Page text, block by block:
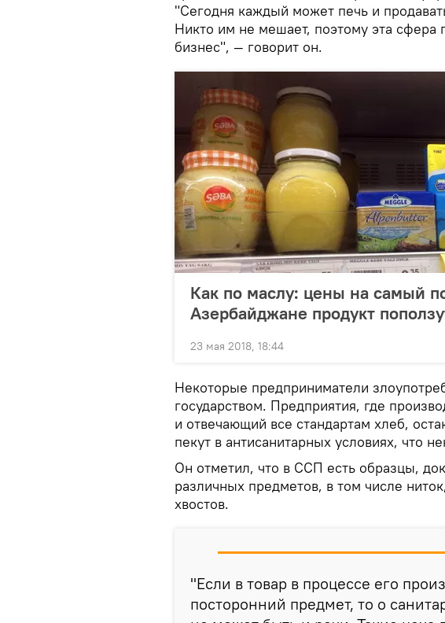
"Сегодня каждый может печь и
Никто им не мешает, поэтому эта сфера
бизнес", — говорит он.
Как по маслу: цены на самый
Азербайджане продукт
23 мая 2018, 18:44
Некоторые предприниматели
государством. Предприятия, где
и отвечающий все стандартам хлеб,
пекут в антисанитарных условиях, что
Он отметил, что в ССП есть образцы,
различных предметов, в том числе
хвостов.
"Если в товар в процессе его
посторонний предмет, то о